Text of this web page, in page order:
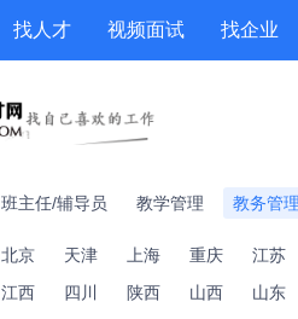
找人才 视频面试 找企业
班主任/辅导员 教学管理 教务管理
北京 天津 上海 重庆 江苏
江西 四川 陕西 山西 山东